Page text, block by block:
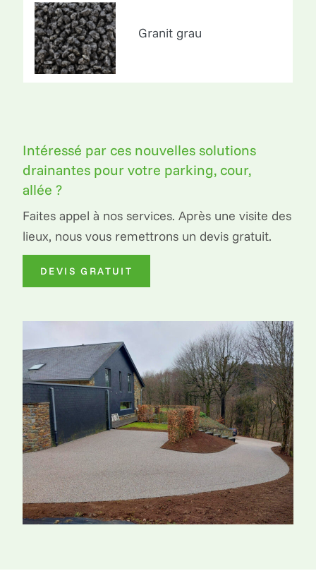
Granit grau
Intéressé par ces nouvelles solutions
drainantes pour votre parking, cour,
allée ?
Faites appel à nos services. Après une visite des
lieux, nous vous remettrons un devis gratuit.
DEVIS GRATUIT